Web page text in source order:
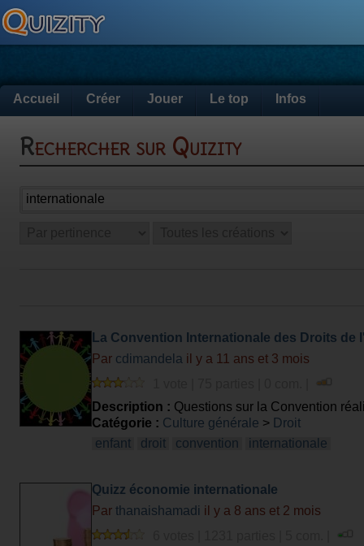
Accueil Créer Jouer Le top Infos
Rechercher sur Quizity
La Convention Internationale des Droits de
Par cdimandela il y a 11 ans et 3 mois
Description : Questions sur la Convention
Catégorie : Culture générale > Droit
enfant
droit convention internationale
Quizz économie internationale
Par thanaishamadi il y a 8 ans et 2 mois